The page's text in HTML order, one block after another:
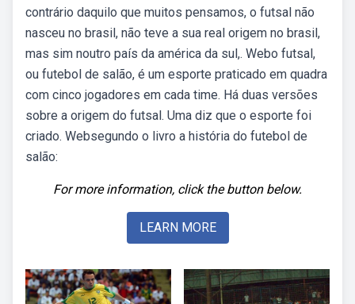
contrário daquilo que muitos pensamos, o futsal não
nasceu no brasil, não teve a sua real origem no brasil,
mas sim noutro país da américa da sul,. Webo futsal,
ou futebol de salão, é um esporte praticado em quadra
com cinco jogadores em cada time. Há duas versões
sobre a origem do futsal. Uma diz que o esporte foi
criado. Websegundo o livro a história do futebol de
salão:
For more information, click the button below.
LEARN MORE